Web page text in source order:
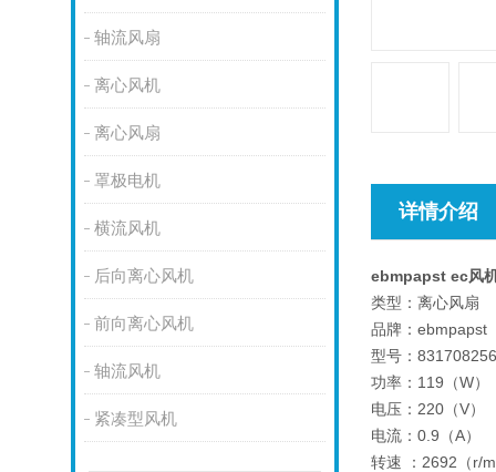
轴流风扇
离心风机
离心风扇
罩极电机
横流风机
后向离心风机
前向离心风机
轴流风机
紧凑型风机
详情介绍
ebmpapst ec风
类型：离心风扇
品牌：ebmpapst
型号：
功率：119（W）
电压：220（V）
电流：0.9（A）
转速 ：2692（r/